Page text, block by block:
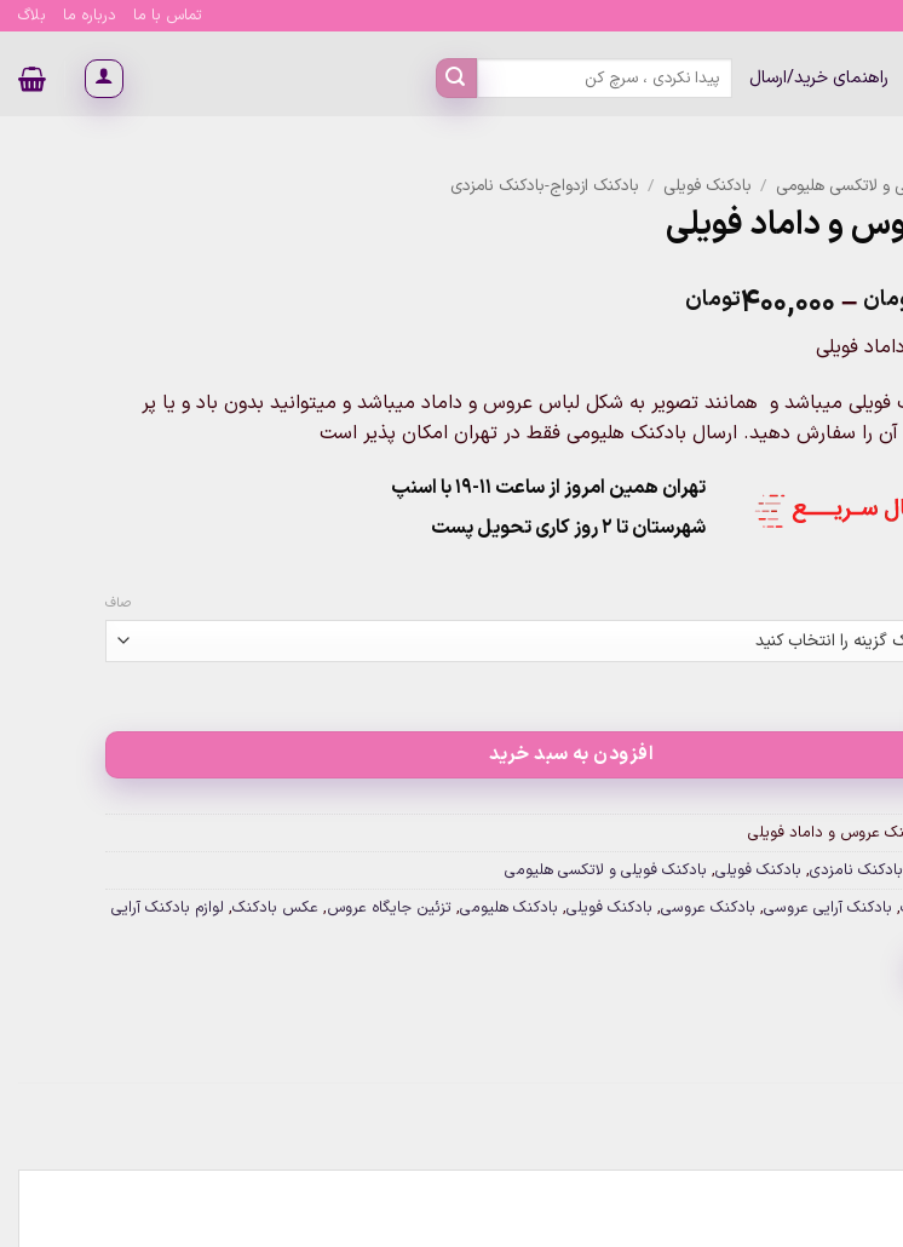
تماس با ما درباره ما بلاگ
راهنمای خرید/ارسال
جستجو
برای:
و لاتکسی هلیومی / بادکنک فویلی / بادکنک ازدواج-بادکنک نامزدی
و داماد فویلی
–۴۰۰,۰۰۰تومان
through
۱,۵۴۰,۰۰۰تومان
فویلی
میباشد و همانند تصویر به شکل لباس عروس و داماد میباشد و میتوانید بدون باد و یا پر
آن را سفارش دهید. ارسال بادکنک هلیومی فقط در تهران امکان پذیر است
تهران همین امروز از ساعت ۱۱-۱۹ با اسنپ
شهرستان تا 2 روز کاری تحویل پست
صاف
فویلی عدد
افزودن به سبد خرید
عروس و داماد فویلی
نامزدی, بادکنک فویلی, بادکنک فویلی و لاتکسی هلیومی
, بادکنک آرایی عروسی, بادکنک عروسی, بادکنک فویلی, بادکنک هلیومی, تزئین جایگاه عروس, عکس بادکنک, لوازم بادکنک آرایی